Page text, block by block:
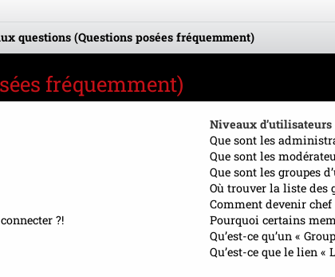
questions (Questions posées fréquemment)
fréquemment)
?!
Niveaux d’utilisateurs
Que sont les
Que sont les
Que sont les groupes
Où trouver la liste des
Comment devenir chef
Pourquoi certains
Qu’est-ce qu’un «
Qu’est-ce que le lien «